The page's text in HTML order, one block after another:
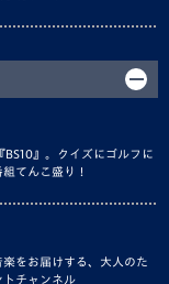
BS10』。クイズにゴルフに
てんこ盛り！
をお届けする、大人のた
トチャンネル